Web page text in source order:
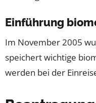
Einführung
Im November 2005
speichert wichtige
werden bei der